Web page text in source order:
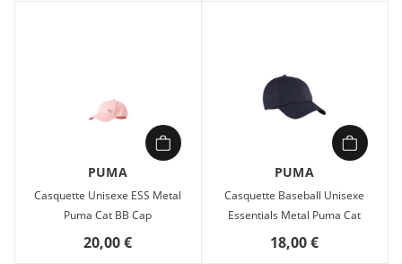
PUMA
Casquette Unisexe ESS Metal
Puma Cat BB Cap
20,00 €
PUMA
Casquette Baseball Unisexe
Essentials Metal Puma Cat
18,00 €